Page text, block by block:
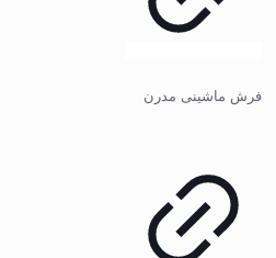
فرش ماشینی مدرن